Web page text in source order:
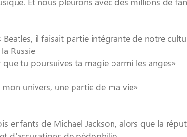
Beatles, il faisait partie intégrante de notre
Russie
tu poursuives ta magie parmi les anges»
univers, une partie de ma vie»
enfants de Michael Jackson, alors que la